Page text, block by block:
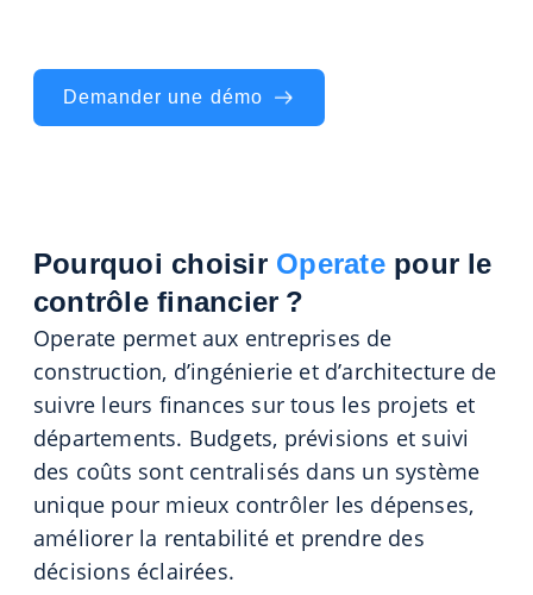
Demander une démo
Pourquoi choisir Operatepour le
contrôle financier ?
Operate permet aux entreprises de
construction, d’ingénierie et d’architecture de
suivre leurs finances sur tous les projets et
départements. Budgets, prévisions et suivi
des coûts sont centralisés dans un système
unique pour mieux contrôler les dépenses,
améliorer la rentabilité et prendre des
décisions éclairées.